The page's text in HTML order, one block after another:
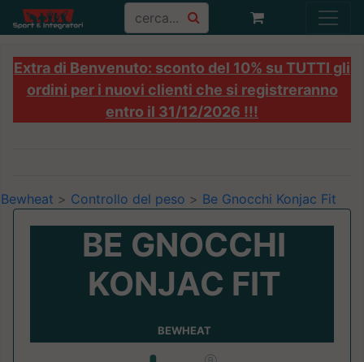
Extra di Benvenuto: sconto del 10% su TUTTI gli
ordini per i nuovi clienti che si registreranno
entro il 31/12/2026 !!!
Bewheat > Controllo del peso > Be Gnocchi Konjac Fit
BE GNOCCHI
KONJAC FIT
BEWHEAT